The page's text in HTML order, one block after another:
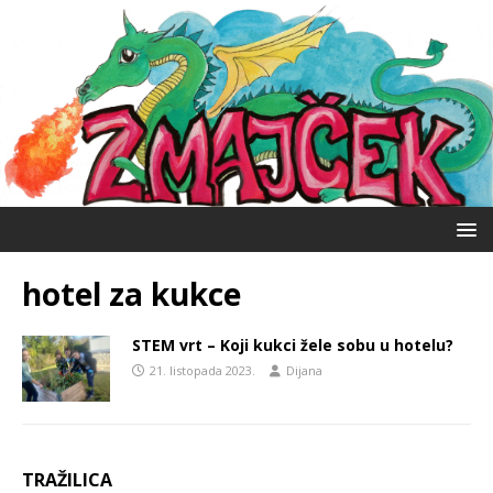
hotel za kukce
STEM vrt – Koji kukci žele sobu u hotelu?
21. listopada 2023. Dijana
TRAŽILICA